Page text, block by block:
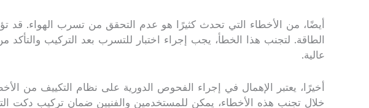
أيضًا، من الأخطاء التي تحدث كثيرًا هو عدم التحقق من تسرب الهواء. قد
الطاقة. لتجنب هذا الخطأ، يجب إجراء اختبار للتسرب بعد التركيب
عالية.
أخيرًا، يعتبر الإهمال في إجراء الفحوص الدورية على نظام التكييف من
خلال تجنب هذه الأخطاء، يمكن للمستخدمين والفنيين ضمان تركيب